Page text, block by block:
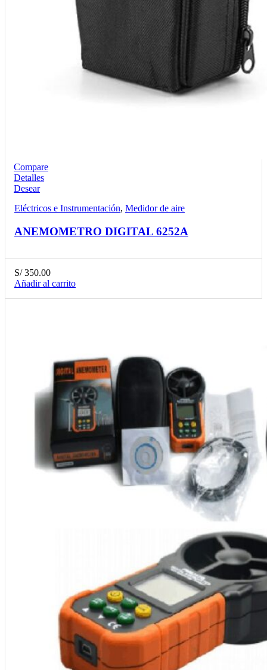
Compare
Detalles
Desear
Eléctricos e Instrumentación, Medidor de aire
ANEMOMETRO DIGITAL 6252A
S/350.00
Añadir al carrito